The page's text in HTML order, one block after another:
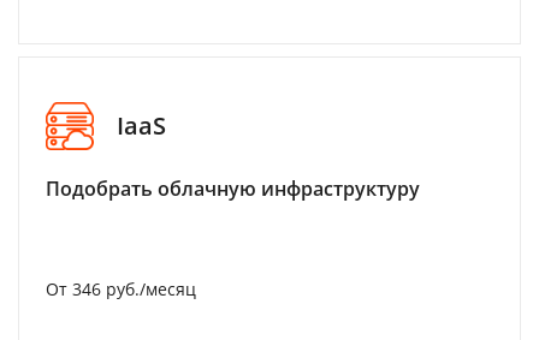
IaaS
Подобрать облачную инфраструктуру
От 346 руб./месяц